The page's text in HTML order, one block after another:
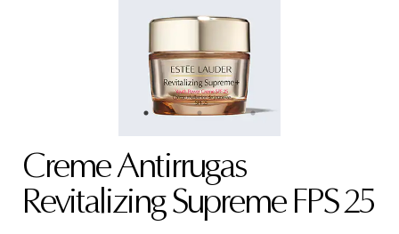
Creme Antirrugas
Revitalizing Supreme FPS 25